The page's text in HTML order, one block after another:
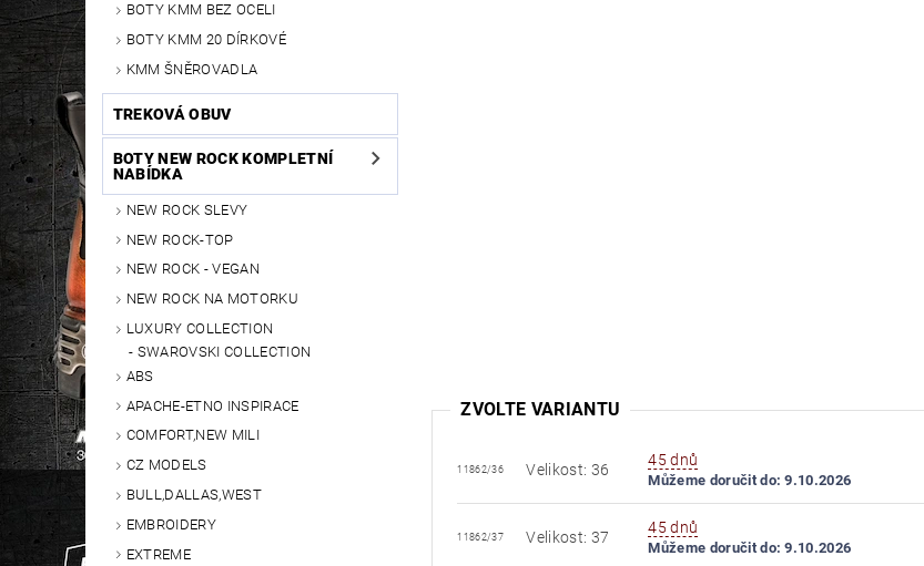
BOTY KMM BEZ OCELI
BOTY KMM 20 DÍRKOVÉ
KMM ŠNĚROVADLA
TREKOVÁ OBUV
BOTY NEW ROCK KOMPLETNÍ
NABÍDKA
NEW ROCK SLEVY
NEW ROCK-TOP
NEW ROCK - VEGAN
NEW ROCK NA MOTORKU
LUXURY COLLECTION
SWAROVSKI COLLECTION
ABS
APACHE-ETNO INSPIRACE
COMFORT,NEW MILI
CZ MODELS
BULL,DALLAS,WEST
EMBROIDERY
EXTREME
ZVOLTE VARIANTU
11862/36 Velikost: 36
45 dnů
Můžeme doručit do: 9.10.2026
11862/37 Velikost: 37
45 dnů
Můžeme doručit do: 9.10.2026